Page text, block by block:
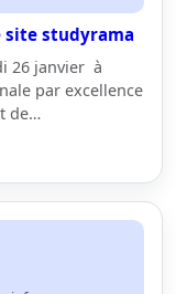
site studyrama
26 janvier à
par excellence
de…